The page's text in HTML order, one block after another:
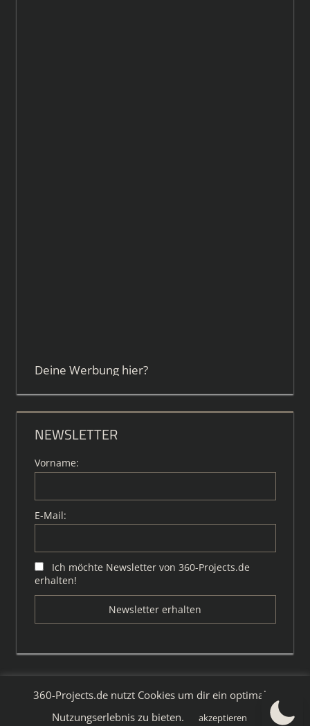
Deine Werbung hier?
NEWSLETTER
Vorname:
E-Mail:
Ich möchte Newsletter von 360-Projects.de
erhalten!
WordPress-Theme: Tortuga von ThemeZee.
360-Projects.de nutzt Cookies um dir ein optimales
Nutzungserlebnis zu bieten.
akzeptieren